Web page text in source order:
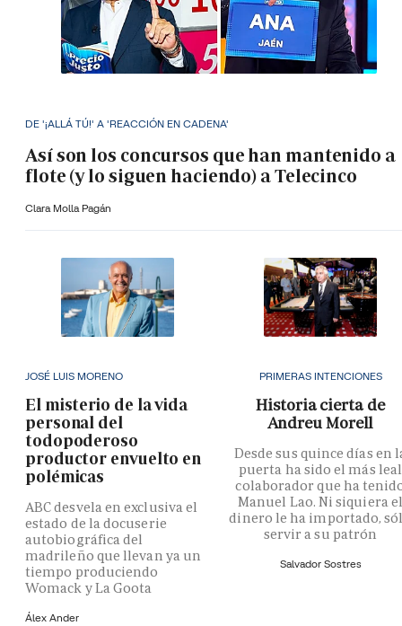
DE '¡ALLÁ TÚ!' A 'REACCIÓN EN CADENA'
Así son los concursos que han mantenido a
flote (y lo siguen haciendo) a Telecinco
Clara Molla Pagán
JOSÉ LUIS MORENO
El misterio de la vida
personal del
todopoderoso
productor envuelto en
polémicas
ABC desvela en exclusiva el
estado de la docuserie
autobiográfica del
madrileño que llevan ya un
tiempo produciendo
Womack y La Goota
Álex Ander
PRIMERAS INTENCIONES
Historia cierta de
Andreu Morell
Desde sus quince días en
puerta ha sido el más leal
colaborador que ha
Manuel Lao. Ni siquiera
dinero le ha importado,
servir a su patrón
Salvador Sostres